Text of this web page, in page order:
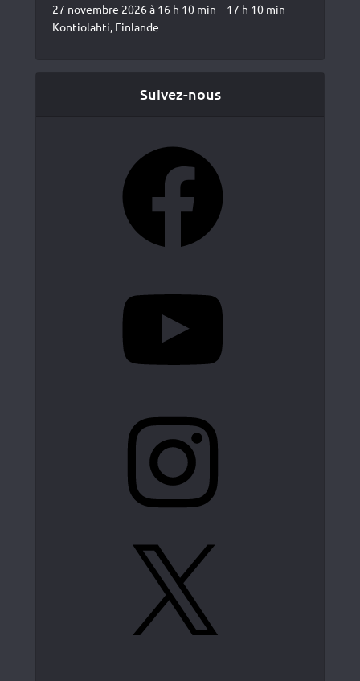
27 novembre 2026 à 16 h 10 min – 17 h 10 min
Kontiolahti, Finlande
Suivez-nous